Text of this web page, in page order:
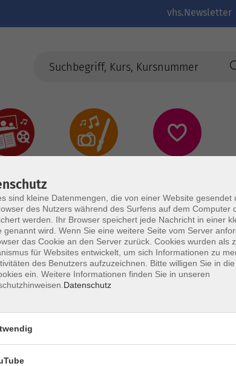
vhs.Newsletter
Erklärung zur
sind kleine Datenmengen, die von einer Website gesendet
des Nutzers während des Surfens auf dem Computer
werden. Ihr Browser speichert jede Nachricht in einer
genannt wird. Wenn Sie eine weitere Seite vom Server
das Cookie an den Server zurück. Cookies wurden als
für Websites entwickelt, um sich Informationen zu
des Benutzers aufzuzeichnen. Bitte willigen Sie in
ein. Weitere Informationen finden Sie in unseren
Datenschutz